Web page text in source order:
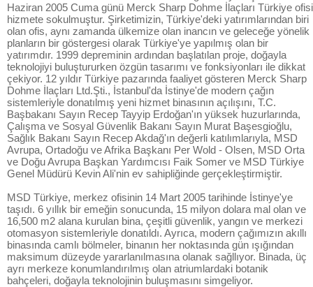
Haziran 2005 Cuma günü Merck Sharp Dohme İlaçları Türkiye ofisi
hizmete sokulmuştur. Şirketimizin, Türkiye'deki yatırımlarından biri
olan ofis, aynı zamanda ülkemize olan inancın ve geleceğe yönelik
planların bir göstergesi olarak Türkiye'ye yapılmış olan bir
yatırımdır. 1999 depreminin ardından başlatılan proje, doğayla
teknolojiyi buluştururken özgün tasarımı ve fonksiyonları ile dikkat
çekiyor. 12 yıldır Türkiye pazarında faaliyet gösteren Merck Sharp
Dohme İlaçları Ltd.Şti., İstanbul'da İstinye'de modern çağın
sistemleriyle donatılmış yeni hizmet binasının açılışını, T.C.
Başbakanı Sayın Recep Tayyip Erdoğan'ın yüksek huzurlarında,
Çalışma ve Sosyal Güvenlik Bakanı Sayın Murat Başesgioğlu,
Sağlık Bakanı Sayın Recep Akdağ'ın değerli katılımlarıyla, MSD
Avrupa, Ortadoğu ve Afrika Başkanı Per Wold - Olsen, MSD Orta
ve Doğu Avrupa Başkan Yardımcısı Faik Somer ve MSD Türkiye
Genel Müdürü Kevin Ali'nin ev sahipliğinde gerçekleştirmiştir.
MSD Türkiye, merkez ofisinin 14 Mart 2005 tarihinde İstinye'ye
taşıdı. 6 yıllık bir emeğin sonucunda, 15 milyon dolara mal olan ve
16,500 m2 alana kurulan bina, çeşitli güvenlik, yangın ve merkezi
otomasyon sistemleriyle donatıldı. Ayrıca, modern çağımızın akıllı
binasında camlı bölmeler, binanın her noktasında gün ışığından
maksimum düzeyde yararlanılmasına olanak sağllıyor. Binada, üç
ayrı merkeze konumlandırılmış olan atriumlardaki botanik
bahçeleri, doğayla teknolojinin buluşmasını simgeliyor.